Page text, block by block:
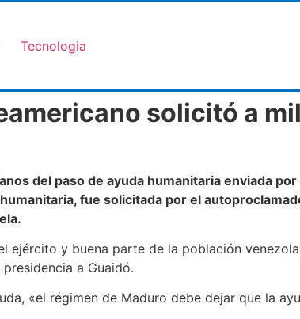
Tecnologia
solicitó a
del paso de ayuda humanitaria enviada
fue solicitada por el
ejército y buena parte de la población
a Guaidó.
«el régimen de Maduro debe dejar que la